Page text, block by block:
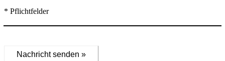
* Pflichtfelder
Nachricht senden »